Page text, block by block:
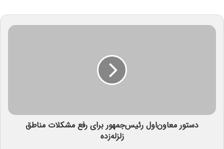
دستور معاون‌اول رئیس‌جمهور برای رفع مشکلات‌ مناطق
زلزله‌زده